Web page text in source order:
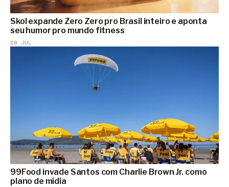
Skol expande Zero Zero pro Brasil inteiro e aponta
seu humor pro mundo fitness
28 JUL
99Food invade Santos com Charlie Brown Jr. como
plano de mídia